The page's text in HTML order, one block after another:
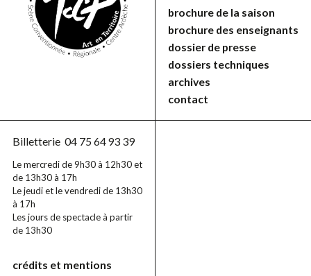
brochure de la saison
brochure des enseignants
dossier de presse
dossiers techniques
archives
contact
Billetterie 04 75 64 93 39
Le mercredi de 9h30 à 12h30 et
de 13h30 à 17h
Le jeudi et le vendredi de 13h30
à 17h
Les jours de spectacle à partir
de 13h30
crédits et mentions